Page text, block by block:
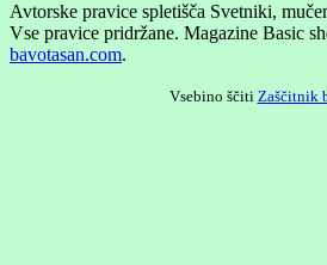
Avtorske pravice spletišča Svetniki,
Vse pravice pridržane. Magazine Basic
bavotasan.com.
Vsebino ščiti Zaščitnik